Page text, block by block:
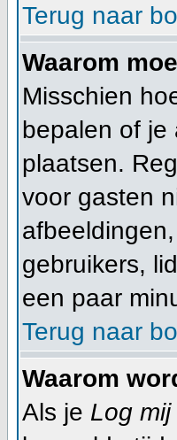
Terug naar
Waarom
Misschien
bepalen of je
plaatsen.
voor gasten
gebruikers,
een paar
Terug naar
Waarom
Als je Log